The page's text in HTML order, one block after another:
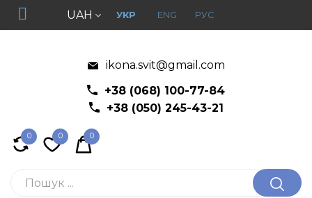
UAH УКР ENG РУС
ikona.svit@gmail.com
+38 (068) 100-77-84
+38 (050) 245-43-21
0 0 0